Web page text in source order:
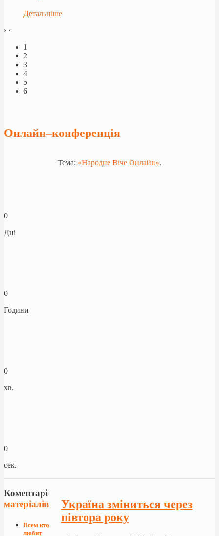
Детальніше
› ‹
1
2
3
4
5
6
Онлайн–конференція
Тема: «Народне Віче Онлайн».
0
Дні
0
Години
0
хв.
0
сек.
Україна зміниться через
півтора року
Коментарі
матеріалів
Всем кто
любит